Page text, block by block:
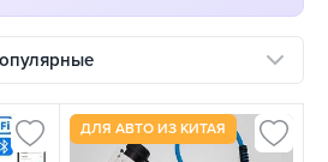
ДЛЯ АВТО ИЗ КИТАЯ